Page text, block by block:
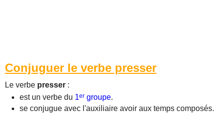
Conjuguer le verbe presser
Le verbe presser :
est un verbe du 1er groupe.
se conjugue avec l'auxiliaire avoir aux temps composés.